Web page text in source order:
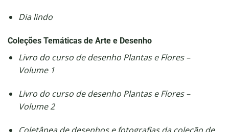
Dia lindo
Coleções Temáticas de Arte e Desenho
Livro do curso de desenho Plantas e Flores –
Volume 1
Livro do curso de desenho Plantas e Flores –
Volume 2